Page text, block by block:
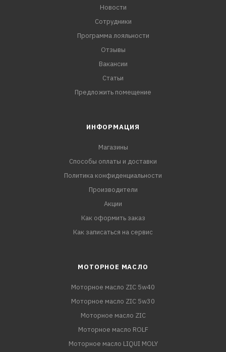
Новости
Сотрудники
Программа лояльности
Отзывы
Вакансии
Статьи
Предложить помещение
ИНФОРМАЦИЯ
Магазины
Способы оплаты и доставки
Политика конфиденциальности
Производители
Акции
Как оформить заказ
Как записаться на сервис
МОТОРНОЕ МАСЛО
Моторное масло ZIC 5w40
Моторное масло ZIC 5w30
Моторное масло ZIC
Моторное масло ROLF
Моторное масло LIQUI MOLY